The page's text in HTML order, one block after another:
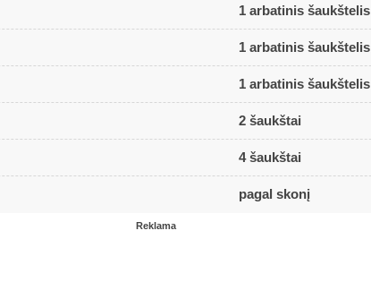
1 arbatinis šaukštelis
1 arbatinis šaukštelis
1 arbatinis šaukštelis
2 šaukštai
4 šaukštai
pagal skonį
Reklama